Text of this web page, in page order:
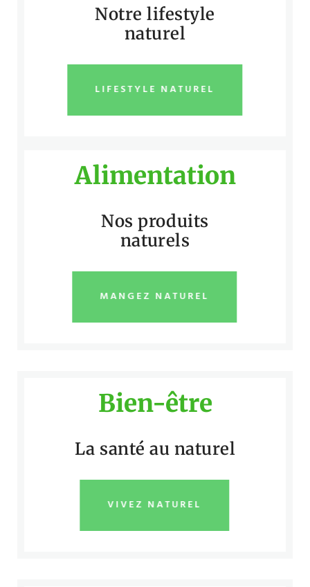
Notre lifestyle
naturel
LIFESTYLE NATUREL
Alimentation
Nos produits
naturels
MANGEZ NATUREL
Bien-être
La santé au naturel
VIVEZ NATUREL